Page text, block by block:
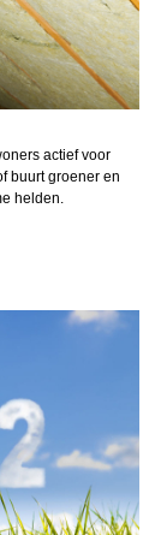
actief voor
buurt groener en
helden.